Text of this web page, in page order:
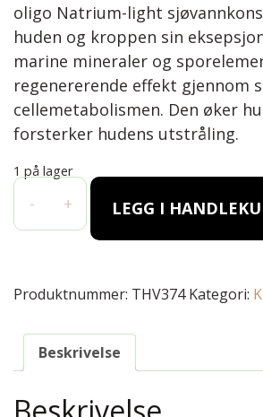
oligo Natrium-light
huden og kroppen sin
marine mineraler og
regenererende effekt gjennom
cellemetabolismen. Den øker
forsterker hudens utstråling.
1 på lager
BUST FIRMING SERUM (50 ML) antall
- + LEGG I
Produktnummer: THV374 Kategori:
Beskrivelse